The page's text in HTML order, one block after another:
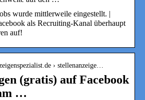
wurde mittlerweile eingestellt. |
als Recruiting-Kanal überhaupt
auf!
› stellenanzeige…
(gratis) auf Facebook
…